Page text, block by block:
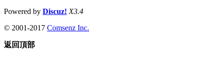
Powered by Discuz! X3.4
© 2001-2017 Comsenz Inc.
返回頂部